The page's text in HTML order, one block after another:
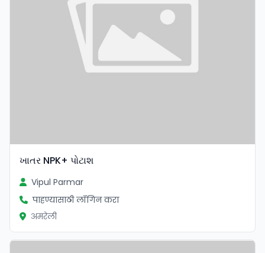
ખાતર NPK+ પોટાશ
Vipul Parmar
पाहण्यासाठी लॉगिन करा
अमरेली